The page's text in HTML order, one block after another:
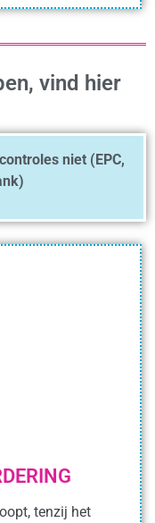
vind hier
niet (EPC,
tenzij het